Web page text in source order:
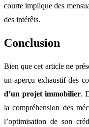
courte implique des
des intérêts.
Conclusion
Bien que cet article ne
un aperçu exhaustif des
d’un projet immobilier.
la compréhension des
l’optimisation de son